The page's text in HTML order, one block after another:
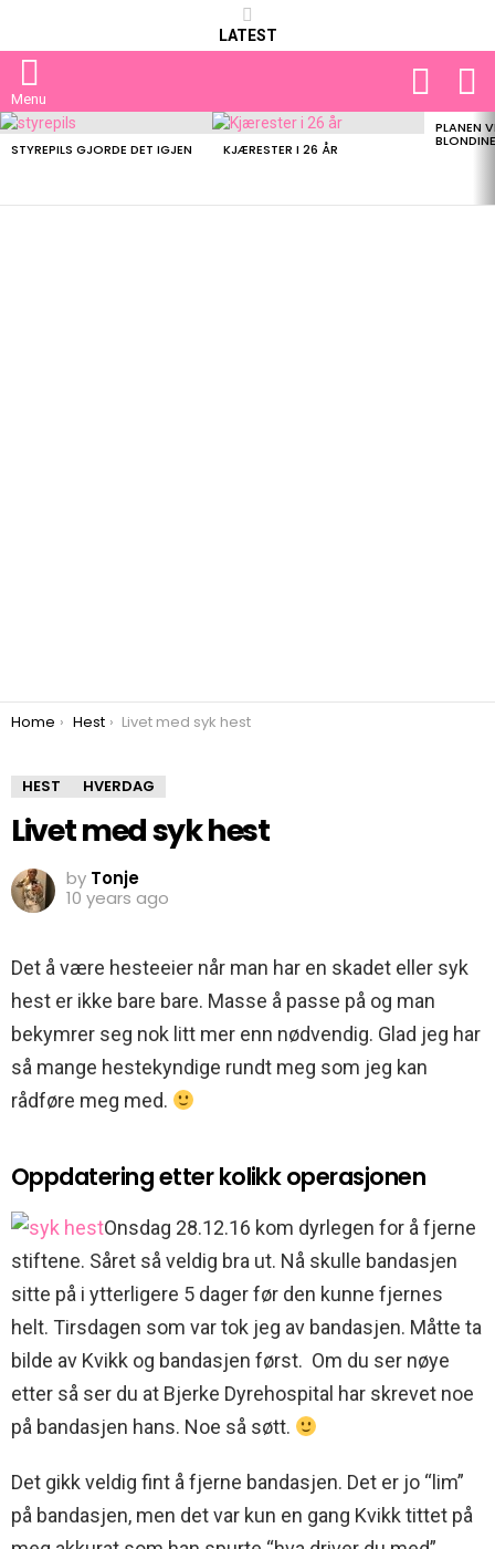
LATEST
Menu
LATEST
STYREPILS GJORDE DET IGJEN KJÆRESTER I 26 ÅR
PLANEN
You are here:
Home Hest Livet med syk hest
HEST HVERDAG
Livet med syk hest
by Tonje
10 years ago
Det å være hesteeier når man har en skadet eller syk
hest er ikke bare bare. Masse å passe på og man
bekymrer seg nok litt mer enn nødvendig. Glad jeg har
så mange hestekyndige rundt meg som jeg kan
rådføre meg med.
Oppdatering etter kolikk operasjonen
Onsdag 28.12.16 kom dyrlegen for å fjerne
stiftene. Såret så veldig bra ut. Nå skulle bandasjen
sitte på i ytterligere 5 dager før den kunne fjernes
helt. Tirsdagen som var tok jeg av bandasjen. Måtte ta
bilde av Kvikk og bandasjen først. Om du ser nøye
etter så ser du at Bjerke Dyrehospital har skrevet noe
på bandasjen hans. Noe så søtt.
Det gikk veldig fint å fjerne bandasjen. Det er jo “lim”
på bandasjen, men det var kun en gang Kvikk tittet på